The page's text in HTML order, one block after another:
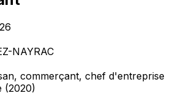
NAYRAC
commerçant, chef d'entreprise
(2020)